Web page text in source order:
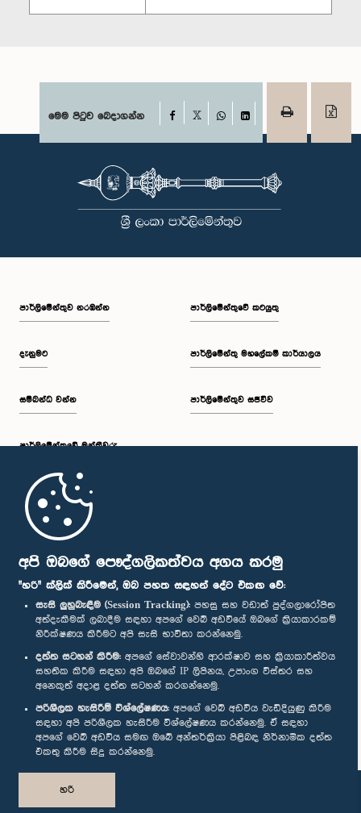
අපි ඔබගේ පෞද්ගලිකත්වය අගය කරමු
"හරි" ක්ලික් කිරීමෙන්, ඔබ පහත සඳහන් දේට එකඟ වේ:
සැසි ලුහුබැඳීම (Session Tracking): පහසු සහ වඩාත් පුද්ගලාරෝපිත
අත්දැකීමක් ලබාදීම සඳහා අපගේ වෙබ් අඩවියේ ඔබගේ ක්‍රියාකාරකම්
නිරීක්ෂණය කිරීමට අපි සැසි භාවිතා කරන්නෙමු.
දත්ත සටහන් කිරීම: අපගේ සේවාවන්හි ආරක්ෂාව සහ ක්‍රියාකාරීත්වය
සහතික කිරීම සඳහා අපි ඔබගේ IP ලිපිනය, උපාංග විස්තර සහ
අනෙකුත් අදාළ දත්ත සටහන් කරගන්නෙමු.
පරිශීලක හැසිරීම් විශ්ලේෂණය: අපගේ වෙබ් අඩවිය වැඩිදියුණු කිරීම
සඳහා අපි පරිශීලක හැසිරීම විශ්ලේෂණය කරන්නෙමු. ඒ සඳහා
අපගේ වෙබ් අඩවිය සමඟ ඔබේ අන්තර්ක්‍රියා පිළිබඳ නිර්නාමික දත්ත
එකතු කිරීම සිදු කරන්නෙමු.
හරි
මෙම පිටුව බෙදාගන්න Facebook
WhatsAppLinkedIn
පාර්ලි‌මේන්තුව නරඹන්න
දැනුමට
සම්බන්ධ වන්න
පාර්ලි‌මේන්තුවේ මන්ත්‍රීවරු
මුල් පිටුව
පාර්ලිමේන්තුවේ කටයුතු
පාර්ලිමේන්තු මහලේකම් කාර්යාලය
පාර්ලිමේන්තුව සජීවීව
පාර්ලිමේන්තු ජංගම යෙදුම
අප හා සම්බන්ධ වී සිටින්න :
සම්මාන
පෞද්ගලිකත්ව ප්‍රතිපත්තිය